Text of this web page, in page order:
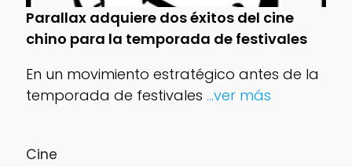
Cine
Parallax adquiere dos éxitos del cine
chino para la temporada de festivales
En un movimiento estratégico antes de la
temporada de festivales ...ver más